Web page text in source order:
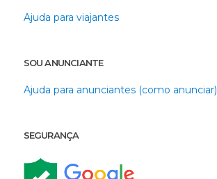
Ajuda para viajantes
SOU ANUNCIANTE
Ajuda para anunciantes (como anunciar)
SEGURANÇA